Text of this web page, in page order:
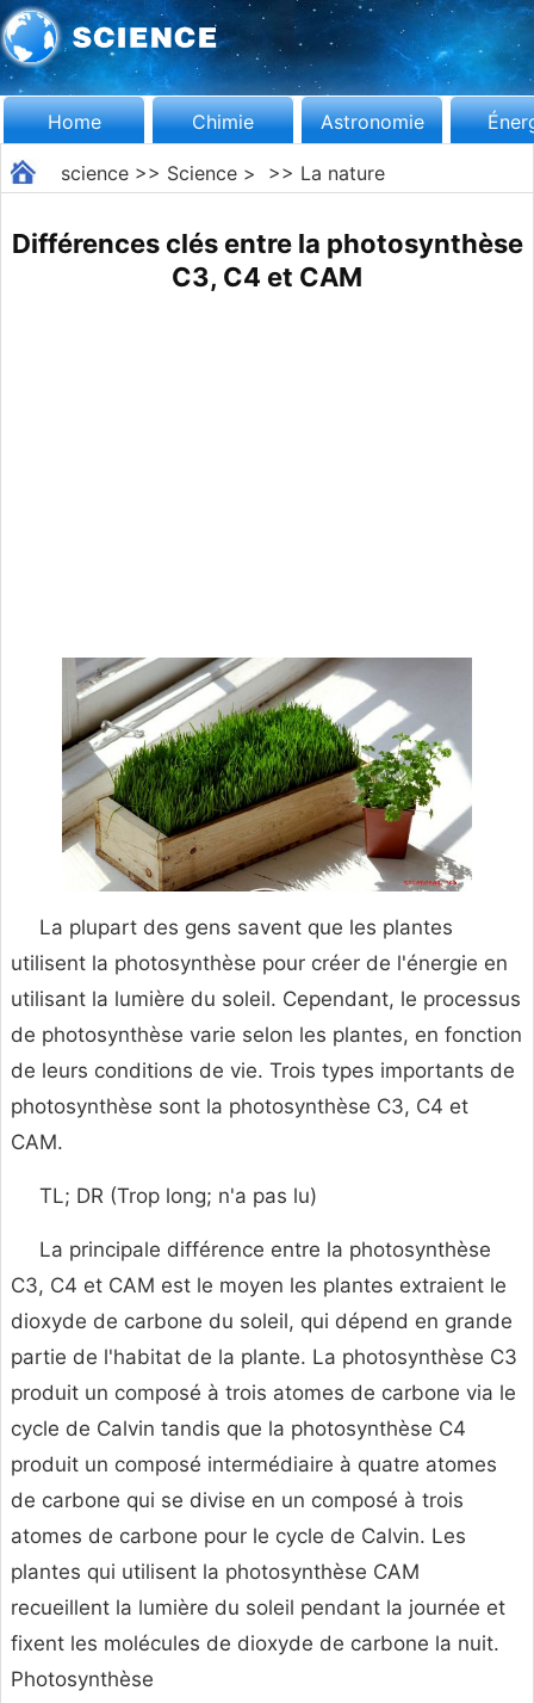
Home Chimie Astronomie
science>> Science> >> La nature
Différences clés entre la photosynthèse
C3, C4 et CAM
La plupart des gens savent que les plantes
utilisent la photosynthèse pour créer de l'énergie en
utilisant la lumière du soleil. Cependant, le processus
de photosynthèse varie selon les plantes, en fonction
de leurs conditions de vie. Trois types importants de
photosynthèse sont la photosynthèse C3, C4 et
CAM.
TL; DR (Trop long; n'a pas lu)
La principale différence entre la photosynthèse
C3, C4 et CAM est le moyen les plantes extraient le
dioxyde de carbone du soleil, qui dépend en grande
partie de l'habitat de la plante. La photosynthèse C3
produit un composé à trois atomes de carbone via le
cycle de Calvin tandis que la photosynthèse C4
produit un composé intermédiaire à quatre atomes
de carbone qui se divise en un composé à trois
atomes de carbone pour le cycle de Calvin. Les
plantes qui utilisent la photosynthèse CAM
recueillent la lumière du soleil pendant la journée et
fixent les molécules de dioxyde de carbone la nuit.
Photosynthèse